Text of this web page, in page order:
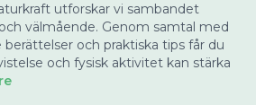
utforskar vi sambandet
välmående. Genom samtal med
berättelser och praktiska tips får du
och fysisk aktivitet kan stärka